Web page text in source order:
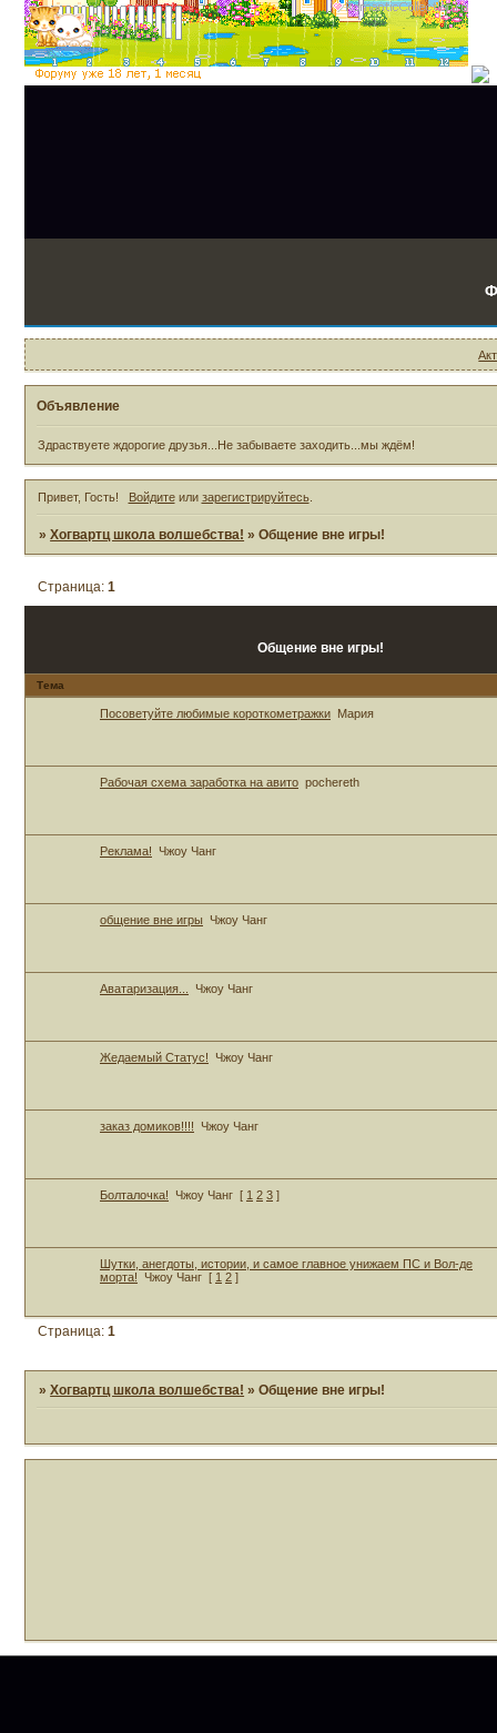
Объявление
Здраствуете ждорогие друзья...Не забываете заходить...мы ждём!
Привет, Гость! Войдитеили зарегистрируйтесь.
»Хогвартц школа волшебства! »Общение вне игры!
Общение вне игры!
Страница:1
Тема
Посоветуйте любимые короткометражки Мария
Рабочая схема заработка на авито pochereth
Реклама! Чжоу Чанг
общение вне игры Чжоу Чанг
Аватаризация... Чжоу Чанг
Жедаемый Статус! Чжоу Чанг
заказ домиков!!!! Чжоу Чанг
Болталочка! Чжоу Чанг [ 1 2 3 ]
Шутки, анегдоты, истории, и самое главное унижаем ПС и Вол-де
морта!
Чжоу Чанг [ 1 2 ]
Страница:1
»Хогвартц школа волшебства! »Общение вне игры!